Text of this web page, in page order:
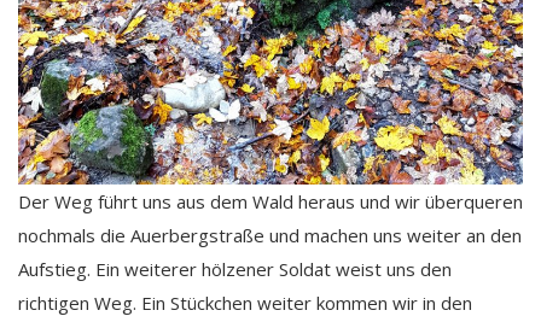
Der Weg führt uns aus dem Wald heraus und wir überqueren
nochmals die Auerbergstraße und machen uns weiter an den
Aufstieg. Ein weiterer hölzener Soldat weist uns den
richtigen Weg. Ein Stückchen weiter kommen wir in den